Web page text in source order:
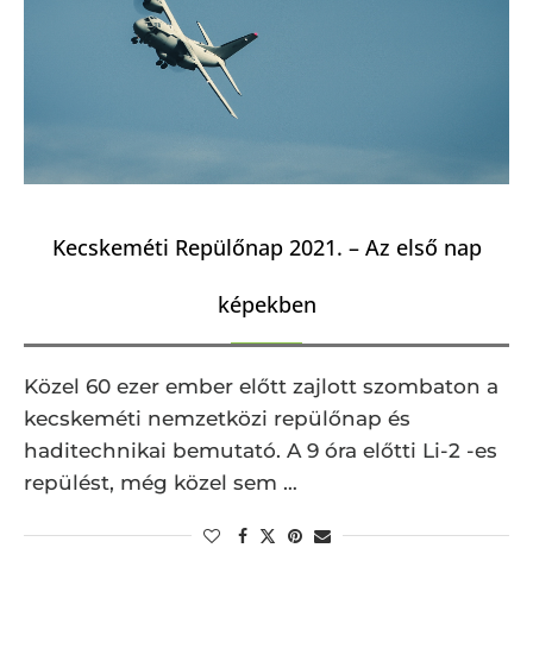
Kecskeméti Repülőnap 2021. – Az első nap
képekben
Közel 60 ezer ember előtt zajlott szombaton a
kecskeméti nemzetközi repülőnap és
haditechnikai bemutató. A 9 óra előtti Li-2 -es
repülést, még közel sem …